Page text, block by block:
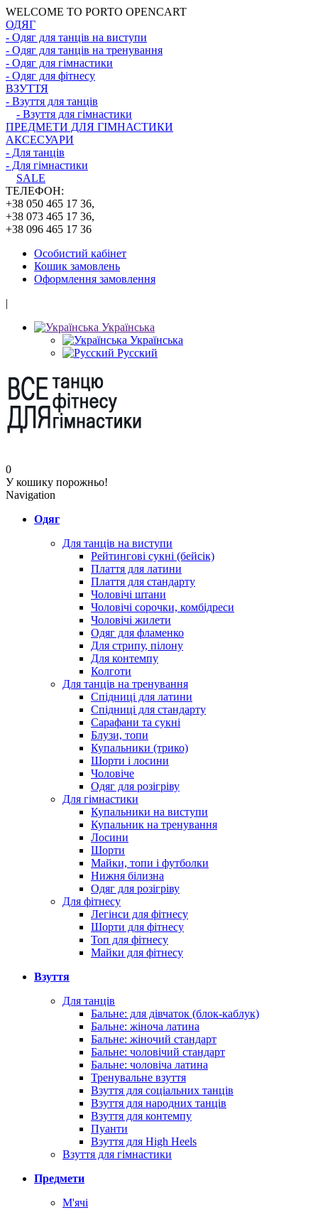
WELCOME TO PORTO OPENCART
ОДЯГ
- Одяг для танців на виступи
- Одяг для танців на тренування
- Одяг для гімнастики
- Одяг для фітнесу
ВЗУТТЯ
- Взуття для танців
- Взуття для гімнастики
ПРЕДМЕТИ ДЛЯ ГІМНАСТИКИ
АКСЕСУАРИ
- Для танців
- Для гімнастики
SALE
ТЕЛЕФОН:
+38 050 465 17 36,
+38 073 465 17 36,
+38 096 465 17 36
Особистий кабінет
Кошик замовлень
Оформлення замовлення
|
Українська
Українська
Русский
0
У кошику порожньо!
Navigation
Одяг
Для танців на виступи
Рейтингові сукні (бейсік)
Плаття для латини
Плаття для стандарту
Чоловічі штани
Чоловічі сорочки, комбідреси
Чоловічі жилети
Одяг для фламенко
Для стрипу, пілону
Для контемпу
Колготи
Для танців на тренування
Спідниці для латини
Спідниці для стандарту
Сарафани та сукні
Блузи, топи
Купальники (трико)
Шорти і лосини
Чоловіче
Одяг для розігріву
Для гімнастики
Купальники на виступи
Купальник на тренування
Лосини
Шорти
Майки, топи і футболки
Нижня білизна
Одяг для розігріву
Для фітнесу
Легінси для фітнесу
Шорти для фітнесу
Топ для фітнесу
Майки для фітнесу
Взуття
Для танців
Бальне: для дівчаток (блок-каблук)
Бальне: жіноча латина
Бальне: жіночий стандарт
Бальне: чоловічий стандарт
Бальне: чоловіча латина
Тренувальне взуття
Взуття для соціальних танців
Взуття для народних танців
Взуття для контемпу
Пуанти
Взуття для High Heels
Взуття для гімнастики
Предмети
М'ячі